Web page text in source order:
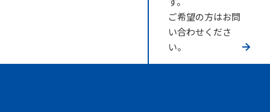
ご希望の方はお問
い合わせくださ
い。